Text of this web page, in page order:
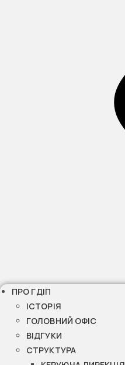
ПРО ГДІП
ІСТОРІЯ
ГОЛОВНИЙ ОФІС
ВІДГУКИ
СТРУКТУРА